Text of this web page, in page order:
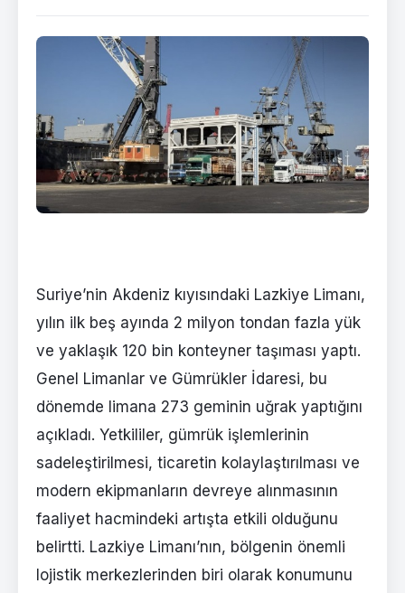
Suriye’nin Akdeniz kıyısındaki Lazkiye Limanı,
yılın ilk beş ayında 2 milyon tondan fazla yük
ve yaklaşık 120 bin konteyner taşıması yaptı.
Genel Limanlar ve Gümrükler İdaresi, bu
dönemde limana 273 geminin uğrak yaptığını
açıkladı. Yetkililer, gümrük işlemlerinin
sadeleştirilmesi, ticaretin kolaylaştırılması ve
modern ekipmanların devreye alınmasının
faaliyet hacmindeki artışta etkili olduğunu
belirtti. Lazkiye Limanı’nın, bölgenin önemli
lojistik merkezlerinden biri olarak konumunu